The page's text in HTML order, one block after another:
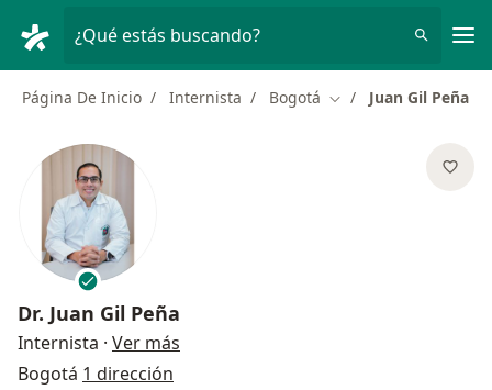
¿Qué estás buscando?
Página De Inicio Internista Bogotá Cambiar de ciudad
Juan Gil Peña
Dr. Juan Gil Peña
Internista · Ver más
Bogotá 1 dirección